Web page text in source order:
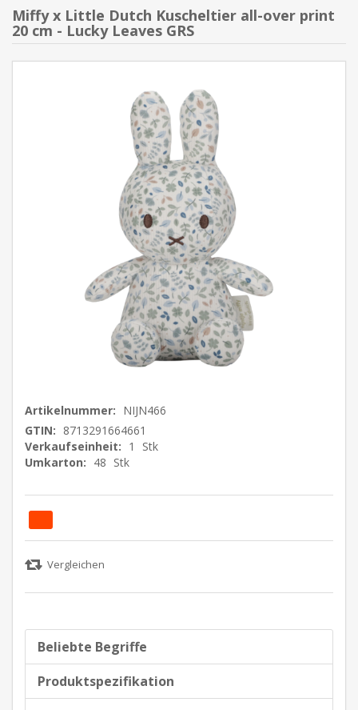
Miffy x Little Dutch Kuscheltier all-over print
20 cm - Lucky Leaves GRS
Artikelnummer: NIJN466
GTIN: 8713291664661
Verkaufseinheit: 1
Stk
Umkarton: 48 Stk
Beliebte Begriffe
Produktspezifikation